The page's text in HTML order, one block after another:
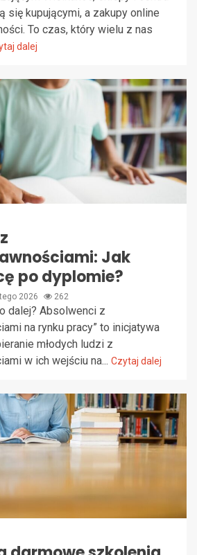
się kupującymi, a zakupy online
To czas, który wielu z nas
dalej
Jak
po dyplomie?
2026 262
dalej? Absolwenci z
na rynku pracy” to inicjatywa
młodych ludzi z
w ich wejściu na... Czytaj dalej